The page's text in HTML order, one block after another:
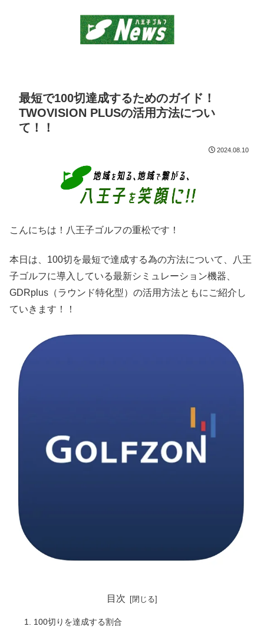
最短で100切達成するためのガイド！
TWOVISION PLUSの活用方法につい
て！！
2024.08.10
こんにちは！八王子ゴルフの重松です！
本日は、100切を最短で達成する為の方法について、八王
子ゴルフに導入している最新シミュレーション機器、
GDRplus（ラウンド特化型）の活用方法ともにご紹介し
ていきます！！
目次
100切りを達成する割合